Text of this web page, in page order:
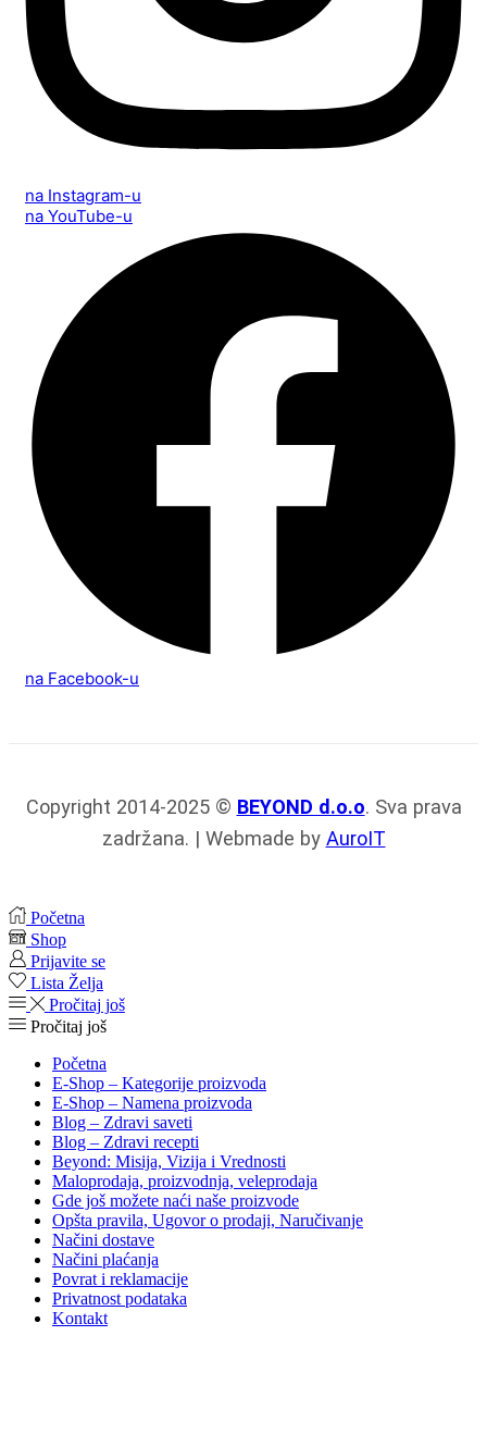
na Instagram-u
na YouTube-u
na Facebook-u
Copyright 2014-2025 © BEYOND d.o.o. Sva prava
zadržana. | Webmade by AuroIT
Početna
Shop
Prijavite se
Lista Želja
Pročitaj još
Pročitaj još
Početna
E-Shop – Kategorije proizvoda
E-Shop – Namena proizvoda
Blog – Zdravi saveti
Blog – Zdravi recepti
Beyond: Misija, Vizija i Vrednosti
Maloprodaja, proizvodnja, veleprodaja
Gde još možete naći naše proizvode
Opšta pravila, Ugovor o prodaji, Naručivanje
Načini dostave
Načini plaćanja
Povrat i reklamacije
Privatnost podataka
Kontakt